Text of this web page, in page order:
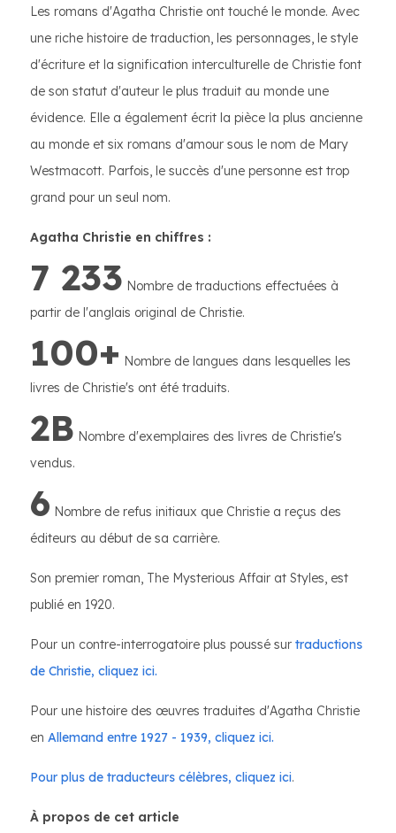
Les romans d'Agatha Christie ont touché le monde. Avec
une riche histoire de traduction, les personnages, le style
d'écriture et la signification interculturelle de Christie font
de son statut d'auteur le plus traduit au monde une
évidence. Elle a également écrit la pièce la plus ancienne
au monde et six romans d'amour sous le nom de Mary
Westmacott. Parfois, le succès d'une personne est trop
grand pour un seul nom.
Agatha Christie en chiffres :
7 233 Nombre de traductions effectuées à
partir de l'anglais original de Christie.
100+ Nombre de langues dans lesquelles les
livres de Christie's ont été traduits.
2B Nombre d'exemplaires des livres de Christie's
vendus.
6 Nombre de refus initiaux que Christie a reçus des
éditeurs au début de sa carrière.
Son premier roman, The Mysterious Affair at Styles, est
publié en 1920.
Pour un contre-interrogatoire plus poussé sur traductions
de Christie, cliquez ici.
Pour une histoire des œuvres traduites d'Agatha Christie
en Allemand entre 1927 - 1939, cliquez ici.
Pour plus de traducteurs célèbres, cliquez ici.
À propos de cet article